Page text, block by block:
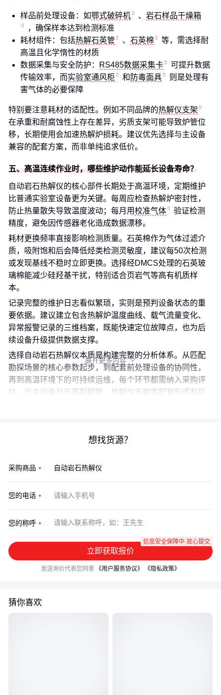
样品前处理设备：如鄂式破碎机 、 岩石样品干燥箱
，确保样本达到检测标准
耗材组件：包括热解石英管 、 石英棉
等，需选择耐
高温且化学惰性的材质
数据采集与安全防护：
RS485数据采集卡
可提升数据
传输效率，而实验室通风柜 和 防毒面具
则是处理有
害气体的必要保障
特别要注意耗材的适配性。例如不同品牌的热解仪支架
在承重和耐腐蚀性上存在差异，劣质支架可能导致炉管位
移，长期使用会加速热解炉损耗。建议优先选择与主设备
兼容的配套方案，而非单纯追求低价。
五、高温连续作业时，哪些维护动作能延长设备寿命？
自动岩石热解仪的核心部件长期处于高温环境，定期维护
比普通实验室设备更为关键。每周应检查热解炉密封性，
防止热量散失导致温度波动；每月用校准气体
验证检测
精度，避免因传感器老化造成数据漂移。
耗材更换频率直接影响检测质量。石英棉作为气体过滤介
质，吸附饱和后会降低烃类检测灵敏度，建议每50次检测
或发现基线不稳时立即更换。选择经DMCS处理的石英玻
璃棉能减少硅羟基干扰，特别适合页岩气等高有机质样
本。
记录完整的维护日志看似繁琐，实则是预判设备状态的重
要依据。建议建立包含热解炉温度曲线、载气流量变化、
异常报警记录的三维档案，既能快速定位故障点，也为后
续设备升级提供数据支撑。
选择自动岩石热解仪本质是构建完整的分析体系。从匹配
勘探场景的核心参数起步，到配套前处理设备的协同性，
再到高温环境下的可持续运维，每个环节都需纳入采购评
估。当主设备与石英裂解管、热解仪支架等配套形成有机
展开更多内容 
想找货源？
采购商品
您的电话
您的称呼
立即获取报价
信息安全保障中·放心提交
发送询价代表您同意 《用户服务协议》 《隐私政策》
猜你喜欢